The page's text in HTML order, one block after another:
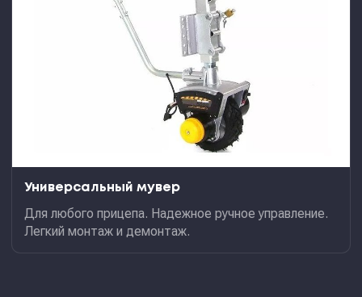
Универсальный мувер
Для любого прицепа. Надежное ручное управление.
Легкий монтаж и демонтаж.